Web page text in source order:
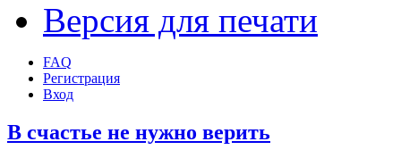
Версия для печати
FAQ
Регистрация
Вход
В счастье не нужно верить